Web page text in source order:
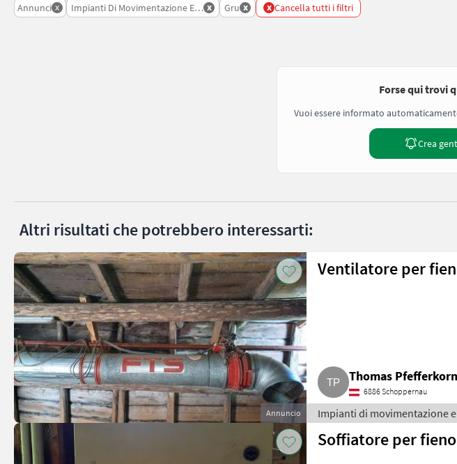
Annunci x Impianti Di Movimentazione E Trasporto
x Gru x x Cancella tutti i filtri
Forse qui trovi
Vuoi essere informato
Crea
Altri risultati che potrebbero interessarti:
Annuncio
Ventilatore per
Thomas Pfefferkorn
6886 Schoppernau
Impianti di movimentazione
Soffiatore per fieno